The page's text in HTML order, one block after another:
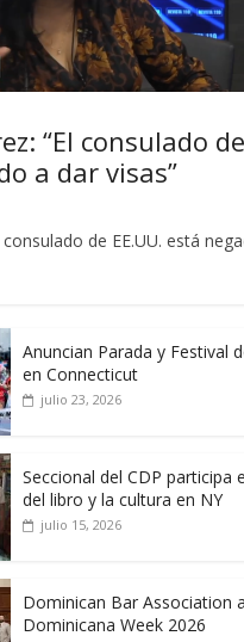
“El consulado
a dar visas”
consulado de EE.UU. está
Anuncian Parada y Festival
en Connecticut
julio 23, 2026
Seccional del CDP participa
del libro y la cultura en NY
julio 15, 2026
Dominican Bar Association
Dominicana Week 2026